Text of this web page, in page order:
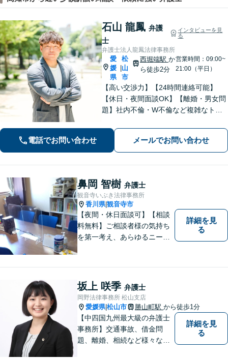
石山 龍鳳 弁護
士
インタビューを見
る
弁護士法人龍鳳法律事務所
愛
媛
県
松
山
市
西堀端駅 か
ら徒歩2分
営業時間：09:00~
21:00（平日）
【高い交渉力】【24時間連絡可能】
【休日・夜間面談OK】【離婚・男女問
題】社内不倫・W不倫など複雑なトラ
求や退職代行もお受けします。【刑事
事件】刑事事件は１分１秒が勝負で
す。迅速に対応します。
電話でお問い合わせ メールでお問い合わせ
鼻岡 智樹 弁護士
観音寺いぶき法律事務所
香川県|観音寺市
【夜間・休日面談可】【相談
料無料】ご相談者様の気持ち
を第一考え、あらゆるニーズ
の問題解決のサポートをさせ
ていただきます。ご相談は無
料ですので、お気軽にご相談
ください。
詳細を見
る
坂上 咲季 弁護士
岡野法律事務所 松山支店
愛媛県|松山市 勝山町駅 から徒歩1分
【中四国九州最大級の弁護士
事務所】交通事故、借金問
題、離婚、相続など様々な問
詳細を見
る